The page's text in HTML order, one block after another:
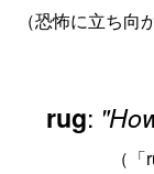
（恐怖に立ち
rug:
（